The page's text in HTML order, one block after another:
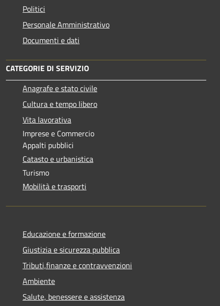
Politici
Personale Amministrativo
Documenti e dati
CATEGORIE DI SERVIZIO
Anagrafe e stato civile
Cultura e tempo libero
Vita lavorativa
Imprese e Commercio
Appalti pubblici
Catasto e urbanistica
Turismo
Mobilità e trasporti
Educazione e formazione
Giustizia e sicurezza pubblica
Tributi,finanze e contravvenzioni
Ambiente
Salute, benessere e assistenza